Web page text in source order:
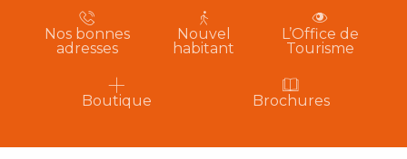
Nos bonnes
adresses
Nouvel
habitant
L’Office de
Tourisme
Boutique Brochures